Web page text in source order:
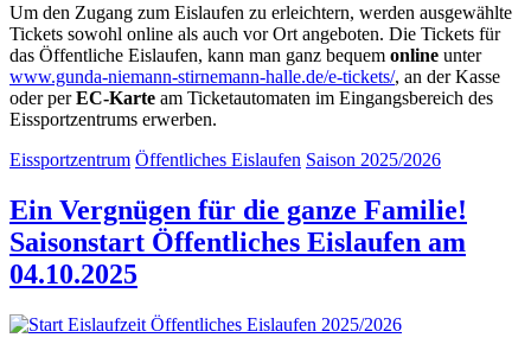
Um den Zugang zum Eislaufen zu erleichtern, werden ausgewählte
Tickets sowohl online als auch vor Ort angeboten. Die Tickets für
das Öffentliche Eislaufen, kann man ganz bequem online unter
www.gunda-niemann-stirnemann-halle.de/e-tickets/, an der Kasse
oder perEC-Karte am Ticketautomaten im Eingangsbereich des
Eissportzentrums erwerben.
Eissportzentrum Öffentliches Eislaufen Saison 2025/2026
Ein Vergnügen für die ganze Familie!
Saisonstart Öffentliches Eislaufen am
04.10.2025